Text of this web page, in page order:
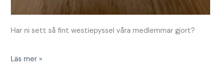
Har ni sett så fint westiepyssel våra medlemmar gjort?
Läs mer »